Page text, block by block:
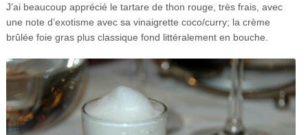
J’ai beaucoup apprécié le tartare de thon rouge, très frais, avec
une note d’exotisme avec sa vinaigrette coco/curry; la crème
brûlée foie gras plus classique fond littéralement en bouche.